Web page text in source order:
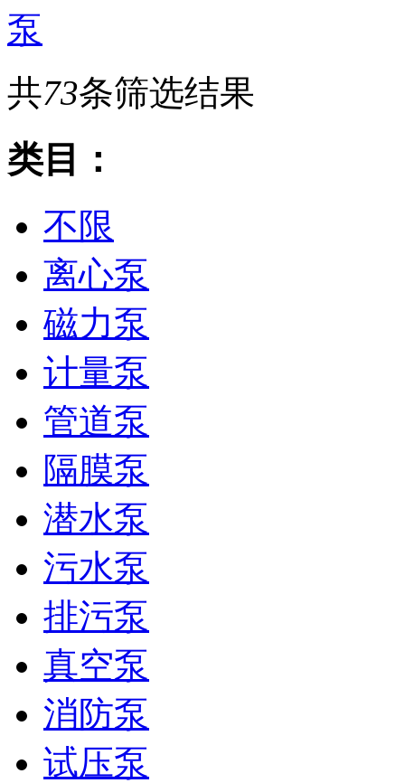
泵
共73条筛选结果
类目：
不限
离心泵
磁力泵
计量泵
管道泵
隔膜泵
潜水泵
污水泵
排污泵
真空泵
消防泵
试压泵